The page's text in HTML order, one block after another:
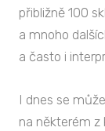
přibližně 100
a mnoho
a často i
I dnes se
na některém z